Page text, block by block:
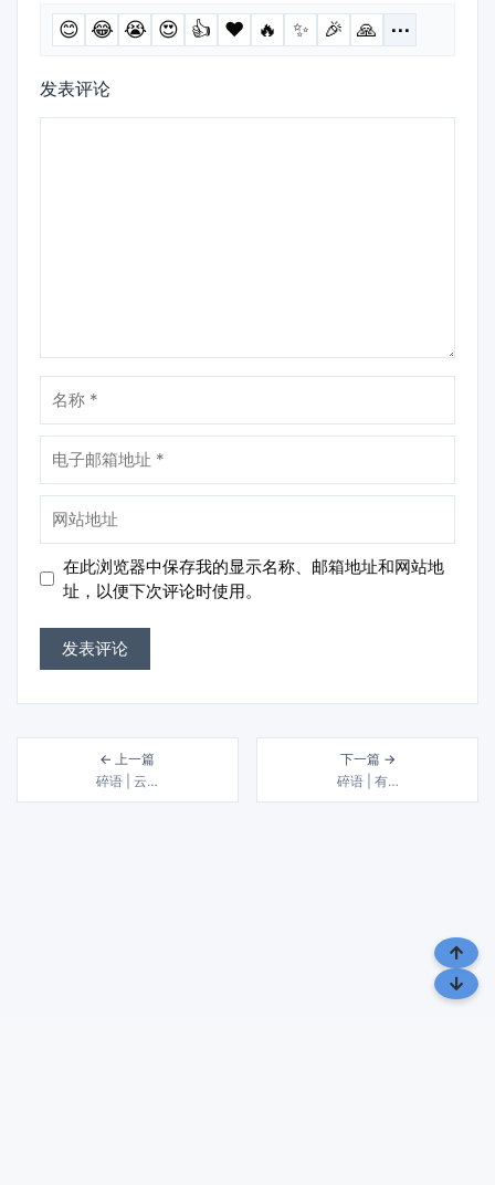
😊 😂 😭 😍 👍 ❤️ 🔥 ✨ 🎉 🙏 ⋯
发表评论
称
子
邮
箱
地
址
站
址
在此浏览器中保存我的显示名称、邮箱地址和网站地
址，以便下次评论时使用。
← 上一篇
碎语 | 云…
下一篇 →
碎语 | 有…